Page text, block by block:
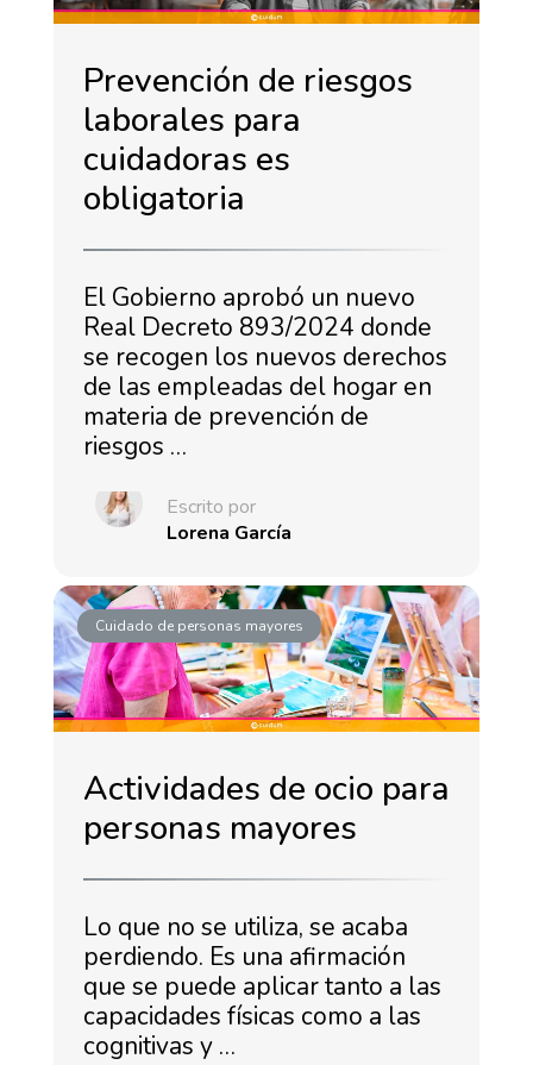
Prevención de riesgos
laborales para
cuidadoras es
obligatoria
El Gobierno aprobó un nuevo
Real Decreto 893/2024 donde
se recogen los nuevos derechos
de las empleadas del hogar en
materia de prevención de
riesgos …
Escrito por
Lorena García
Cuidado de personas mayores
Actividades de ocio para
personas mayores
Lo que no se utiliza, se acaba
perdiendo. Es una afirmación
que se puede aplicar tanto a las
capacidades físicas como a las
cognitivas y …